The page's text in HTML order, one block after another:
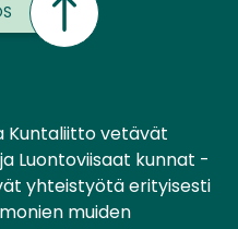
Kuntaliitto vetävät
Luontoviisaat kunnat -
yhteistyötä erityisesti
muiden